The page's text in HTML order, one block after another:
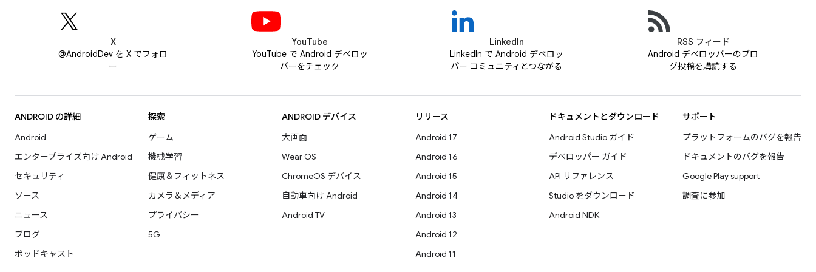
X
@AndroidDev を X でフォロ
ー
YouTube
YouTube で Android デベロッ
パーをチェック
LinkedIn
LinkedIn で Android デベロッ
パー コミュニティとつながる
RSS フィード
Android デベロッパーのブロ
グ投稿を購読する
ANDROID の詳細
Android
エンタープライズ向け Android
セキュリティ
ソース
ニュース
ブログ
ポッドキャスト
探索
ゲーム
機械学習
健康＆フィットネス
カメラ＆メディア
プライバシー
5G
ANDROID デバイス
大画面
Wear OS
ChromeOS デバイス
自動車向け Android
Android TV
リリース
Android 17
Android 16
Android 15
Android 14
Android 13
Android 12
Android 11
ドキュメントとダウンロード
Android Studio ガイド
デベロッパー ガイド
API リファレンス
Studio をダウンロード
Android NDK
サポート
プラットフォームのバグを報告
ドキュメントのバグを報告
Google Play support
調査に参加